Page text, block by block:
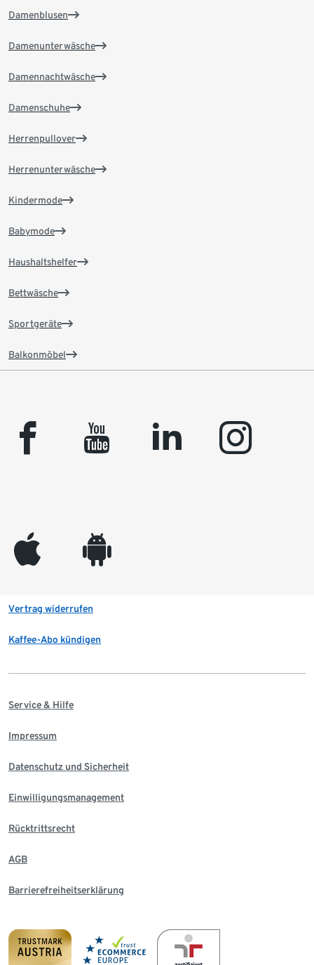
Damenblusen
Damenunterwäsche
Damennachtwäsche
Damenschuhe
Herrenpullover
Herrenunterwäsche
Kindermode
Babymode
Haushaltshelfer
Bettwäsche
Sportgeräte
Balkonmöbel
facebook youtube linkedin instagram
appleinc android
Vertrag widerrufen
Kaffee-Abo kündigen
Service & Hilfe
Impressum
Datenschutz und Sicherheit
Einwilligungsmanagement
Rücktrittsrecht
AGB
Barrierefreiheitserklärung